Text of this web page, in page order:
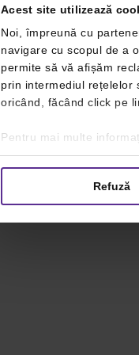
Acest site utilizează
Noi, împreună cu
navigare cu scopul de a
permite să vă afișăm
prin intermediul rețelelor
oricând, făcând click pe
Pentru mai multe
Refuză